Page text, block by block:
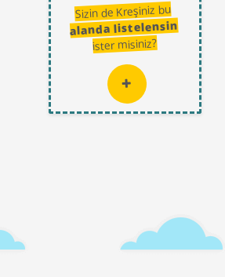
Sizin de Kreşiniz bu
alanda listelensin
ister misiniz?